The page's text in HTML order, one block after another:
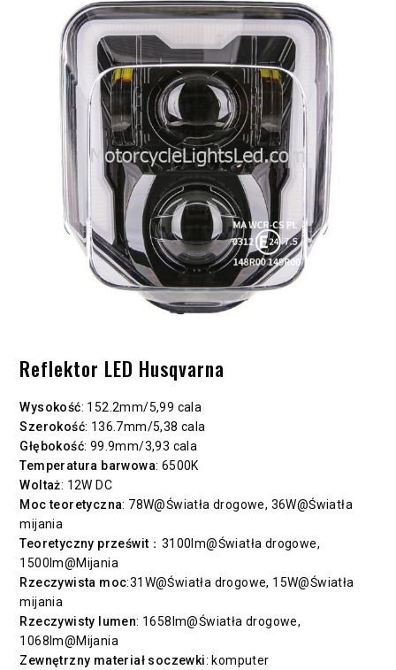
Reflektor LED Husqvarna
Wysokość: 152.2mm/5,99 cala
Szerokość: 136.7mm/5,38 cala
Głębokość: 99.9mm/3,93 cala
Temperatura barwowa: 6500K
Woltaż: 12W DC
Moc teoretyczna: 78W@Światła drogowe, 36W@Światła
mijania
Teoretyczny prześwit ：3100lm@Światła drogowe,
1500lm@Mijania
Rzeczywista moc:31W@Światła drogowe, 15W@Światła
mijania
Rzeczywisty lumen: 1658lm@Światła drogowe,
1068lm@Mijania
Zewnętrzny materiał soczewki: komputer